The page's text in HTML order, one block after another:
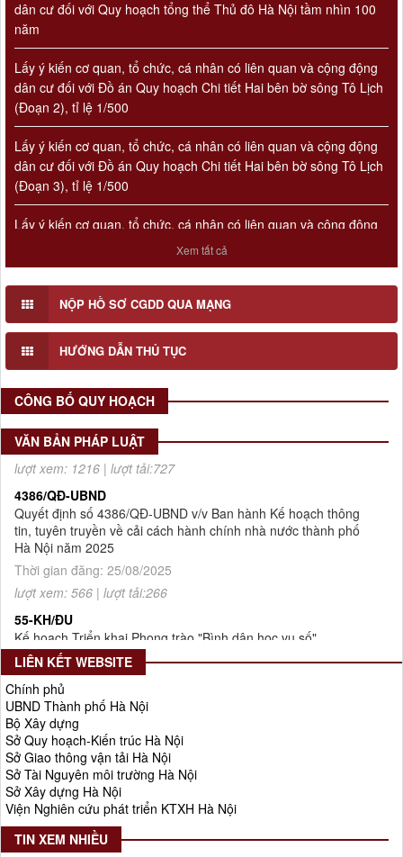
Lấy ý kiến cơ quan, tổ chức, cá nhân có liên quan và cộng động
dân cư đối với Đồ án Quy hoạch Chi tiết Hai bên bờ sông Tô Lịch
(Đoạn 2), tỉ lệ 1/500
Lấy ý kiến cơ quan, tổ chức, cá nhân có liên quan và cộng động
dân cư đối với Đồ án Quy hoạch Chi tiết Hai bên bờ sông Tô Lịch
(Đoạn 3), tỉ lệ 1/500
Lấy ý kiến cơ quan, tổ chức, cá nhân có liên quan và cộng động
dân cư đối với Đồ án Quy hoạch Chi tiết Hai bên bờ sông Tô Lịch
(Đoạn 1), tỉ lệ 1/500
Xem tất cả
NỘP HỒ SƠ CGDD QUA MẠNG
HƯỚNG DẪN THỦ TỤC
CÔNG BỐ QUY HOẠCH
VĂN BẢN PHÁP LUẬT
Số 908/KH-VQH
Kế hoạch Thông tin, tuyên truyền về cải cách hành chính nhà
nước của Viện Quy hoạch xây dựng Hà Nội giai đoạn 2026 -
Thời gian đăng: 16/07/2026
lượt xem: 72 | lượt tải:29
2512/QĐ-UBND
Quyết định số 2512/QĐ-UBND v/v Phê duyệt Quy hoạch tổng
thể Thủ đô Hà Nội tầm nhìn 100 năm
Thời gian đăng: 14/05/2026
lượt xem: 1216 | lượt tải:727
4386/QĐ-UBND
Quyết định số 4386/QĐ-UBND v/v Ban hành Kế hoạch thông
tin, tuyên truyền về cải cách hành chính nhà nước thành phố
Hà Nội năm 2025
Thời gian đăng: 25/08/2025
lượt xem: 566 | lượt tải:266
55-KH/ĐU
Kế hoạch Triển khai Phong trào "Bình dân học vụ số"
Thời gian đăng: 02/06/2025
lượt xem: 620 | lượt tải:268
Số 27/UBND-ĐT
Triển khai thực hiện Nghị quyết số 34/2024/NQ-HĐND ngày
19/11/2024 của Hội đồng nhân dân Thành phố.
Thời gian đăng: 08/01/2025
lượt xem: 944 | lượt tải:402
Số 908/KH-VQH
Kế hoạch Thông tin, tuyên truyền về cải cách hành chính nhà
nước của Viện Quy hoạch xây dựng Hà Nội giai đoạn 2026 -
2030
Thời gian đăng: 16/07/2026
LIÊN KẾT WEBSITE
Chính phủ
UBND Thành phố Hà Nội
Bộ Xây dựng
Sở Quy hoạch-Kiến trúc Hà Nội
Sở Giao thông vận tải Hà Nội
Sở Tài Nguyên môi trường Hà Nội
Sở Xây dựng Hà Nội
Viện Nghiên cứu phát triển KTXH Hà Nội
TIN XEM NHIỀU